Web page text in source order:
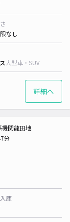
なし
大型車・SUV
詳細へ
関龍田地
分
庫